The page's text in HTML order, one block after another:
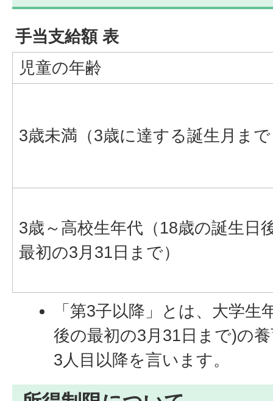
手当支給額 表
児童の年齢
3歳未満（3歳に達する誕生月ま
3歳～高校生年代（18歳の誕生日
最初の3月31日まで）
「第3子以降」とは、大学
後の最初の3月31日まで)の
3人目以降を言います。